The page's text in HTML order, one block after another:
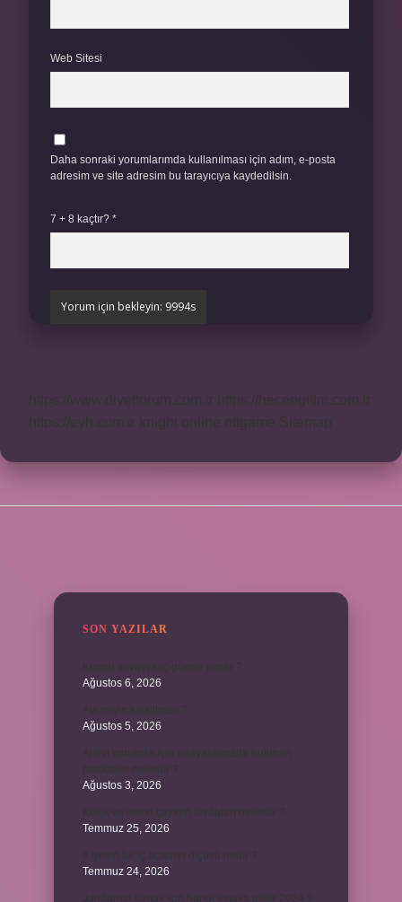
Web Sitesi
Daha sonraki yorumlarımda kullanılması için adım, e-posta
adresim ve site adresim bu tarayıcıya kaydedilsin.
7 + 8 kaçtır? *
SON YAZILAR
Ağustos 6, 2026
Ağustos 5, 2026
Ağustos 3, 2026
Temmuz 25, 2026
Temmuz 24, 2026